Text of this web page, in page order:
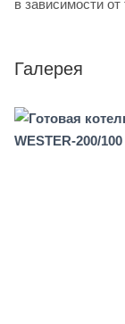
в зависимости
Галерея